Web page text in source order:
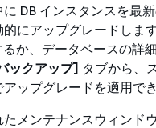
DB インスタンスを最
にアップグレードします
るか、データベースの詳
ックアップ] タブから、
ップグレードを適用でき
メンテナンスウィンド